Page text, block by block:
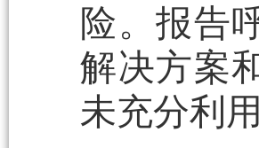
险。报告
解决方案
未充分利